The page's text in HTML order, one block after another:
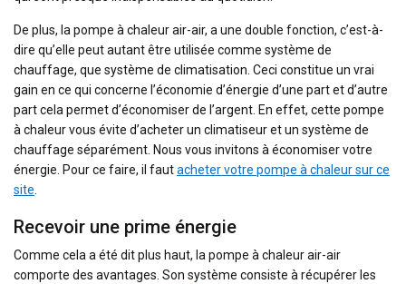
De plus, la pompe à chaleur air-air, a une double fonction, c’est-à-
dire qu’elle peut autant être utilisée comme système de
chauffage, que système de climatisation. Ceci constitue un vrai
gain en ce qui concerne l’économie d’énergie d’une part et d’autre
part cela permet d’économiser de l’argent. En effet, cette pompe
à chaleur vous évite d’acheter un climatiseur et un système de
chauffage séparément. Nous vous invitons à économiser votre
énergie. Pour ce faire, il fautacheter votre pompe à chaleur sur ce
site
Recevoir une prime énergie
Comme cela a été dit plus haut, la pompe à chaleur air-air
comporte des avantages. Son système consiste à récupérer les